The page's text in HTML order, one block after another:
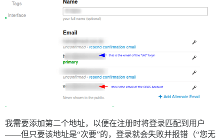
我需要添加第二个地址，以便在注册时将登录匹配到用户
——但只要该地址是“次要”的，登录就会失败并报错（“您无